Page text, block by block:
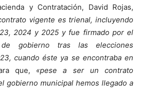
y Contratación, David Rojas,
vigente es trienal, incluyendo
2024 y 2025 y fue firmado por el
gobierno tras las elecciones
cuando éste ya se encontraba en
que, «pese a ser un contrato
gobierno municipal hemos llegado a